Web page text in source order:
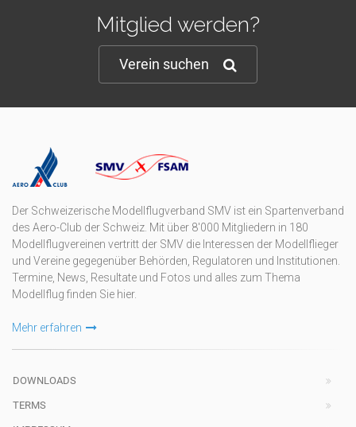
Mitglied werden?
Verein suchen
Der Schweizerische Modellflugverband SMV ist ein Spartenverband
des Aero-Club der Schweiz. Mit über 8'000 Mitgliedern in 180
Modellflugvereinen vertritt der SMV die Interessen der Modellflieger
und Vereine gegegenüber Behörden, Regulatoren und Institutionen.
Termine, News, Resultate und Fotos und alles zum Thema
Modellflug finden Sie hier.
Mehr erfahren
DOWNLOADS
TERMS